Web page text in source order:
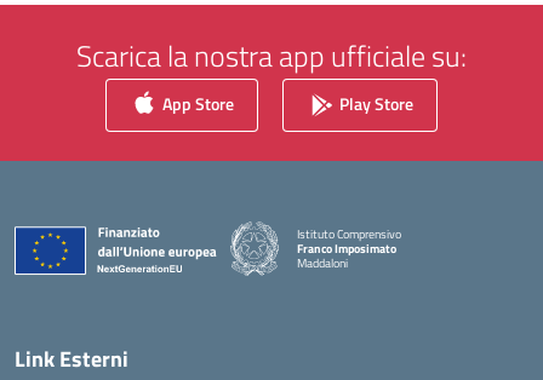
Scarica la nostra app ufficiale su:
App Store Play Store
Istituto Comprensivo
Franco Imposimato
Maddaloni
Link Esterni